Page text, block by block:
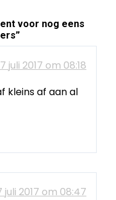
voor nog eens
”
juli 2017 om 08:18
kleins af aan al
juli 2017 om 08:47